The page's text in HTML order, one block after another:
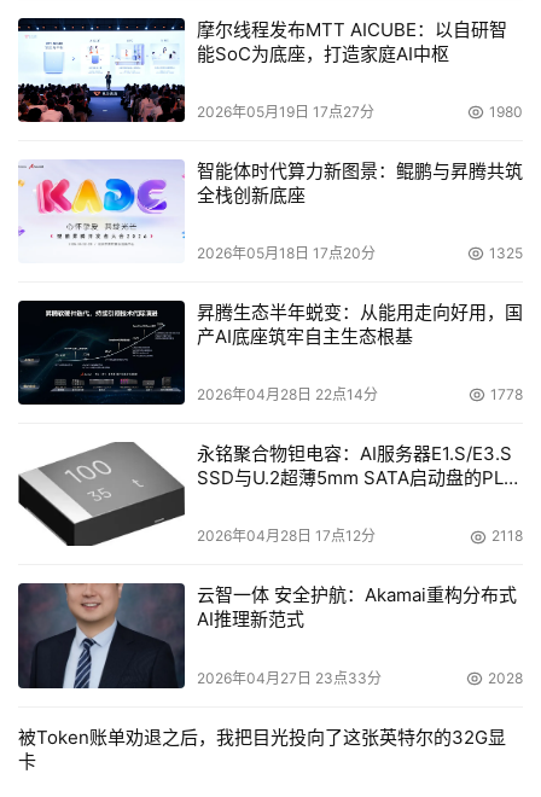
要问题：
1. 当一个存储项目立项后，存储网络的设计者虽然明确
了用户的需求，但是也为项目的投资和用户的某些特殊要求
项技术指标，又能够不超出预算，还能为系统预留一定的扩
展能力？使系统能够在未来轻松地扩展和升级，当业务发展
2. 当一个方案确定后，如何轻松地连接和配置存储网络
设备，并验证所设计的方案是否达到了预期的目标？通过验
证找出方案设计的不足或设计问题，使系统在投入运行前就
能规避可能出现的设计问题。
3. 在存储系统的关键领域或存储网络的关键环节，如何
验证和仿真存储基础网络在故障检测、故障恢复和应急方面
是否达到了设计目标，保证在出现故障的情况下存储系统能
4. 在系统运行过程中，如何更轻松地管理和配置存储基
础网络，以实现基于用户或应用的变更管理，如用户权限的
变更，通道带宽或 VSAN 带宽的动态分配等。
5. 如何将一个现有的存储网络系统分步骤升级到新的核
心和架构，而不必担心升级过程中应用的中断、设备的连通
摩尔线程发布MTT AICUBE：以自研智
能SoC为底座，打造家庭AI中枢
2026年05月19日 17点27分 1980
智能体时代算力新图景：鲲鹏与昇腾共筑
全栈创新底座
2026年05月18日 17点20分 1325
昇腾生态半年蜕变：从能用走向好用，国
产AI底座筑牢自主生态根基
2026年04月28日 22点14分 1778
永铭聚合物钽电容：AI服务器E1.S/E3.S
SSD与U.2超薄5mm SATA启动盘的PLP
2026年04月28日 17点12分 2118
云智一体 安全护航：Akamai重构分布式
AI推理新范式
2026年04月27日 23点33分 2028
被Token账单劝退之后，我把目光投向了这张英特尔的32G显
卡